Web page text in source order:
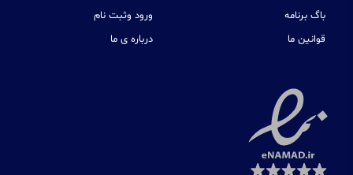
باگ برنامه
قوانین ما
ورود وثبت نام
درباره ی ما